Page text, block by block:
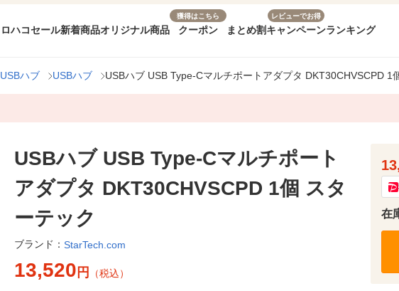
ロハコセール新着商品オリジナル商品
獲得はこちら
クーポン まとめ割
レビューでお得
キャンペーンランキング
USBハブ USBハブ USBハブ USB Type-Cマルチポートアダプタ DKT30CHVSCPD 1
USBハブ USB Type-Cマルチポート
アダプタ DKT30CHVSCPD 1個 スタ
ーテック
ブランド： StarTech.com
13,520 円 （税込）
在